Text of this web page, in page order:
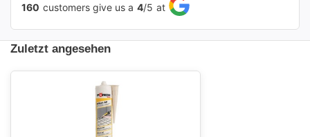
160 customers give us a 4/5 at
Zuletzt angesehen